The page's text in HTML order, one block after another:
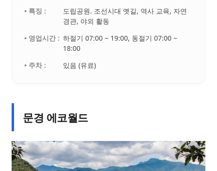
• 특징 :
도립공원. 조선시대 옛길, 역사 교육, 자연
경관, 야외 활동
• 영업시간 : 하절기 07:00 ~ 19:00, 동절기 07:00 ~
18:00
• 주차 :
있음 (유료)
문경 에코월드